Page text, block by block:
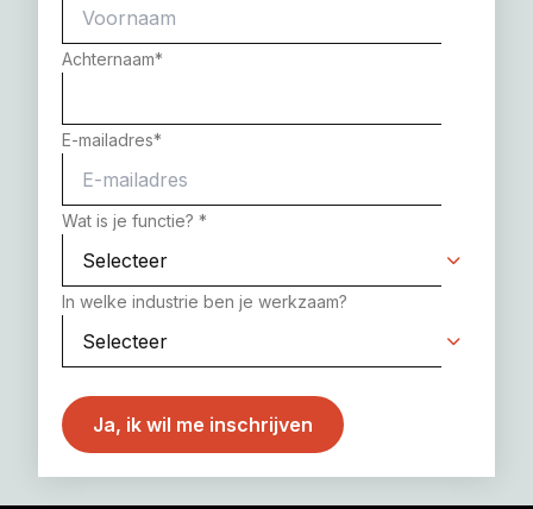
Achternaam*
E-mailadres*
Wat is je functie? *
In welke industrie ben je werkzaam?